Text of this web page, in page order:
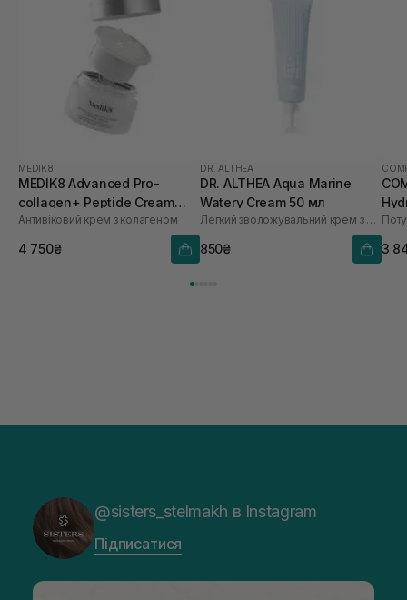
MEDIK8
MEDIK8 Advanced Pro-
collagen+ Peptide Cream
(Змінний блок) 50 мл
Антивіковий крем з колагеном
4 750₴
DR. ALTHEA
DR. ALTHEA Aqua Marine
Watery Cream 50 мл
Легкий зволожувальний крем з морським комплексом
850₴
3
@sisters_stelmakh в Instagram
Підписатися